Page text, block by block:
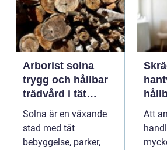
Arborist solna
trygg och hållbar
trädvård i tät
stadsmiljö
Solna är en växande
stad med tät
bebyggelse, parker,
i
Att